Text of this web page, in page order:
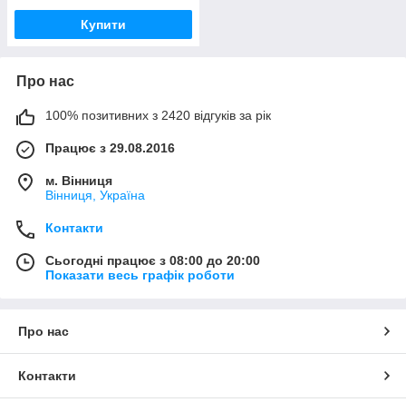
Купити
Про нас
100% позитивних з 2420 відгуків за рік
Працює з 29.08.2016
м. Вінниця
Вінниця, Україна
Контакти
Сьогодні працює з 08:00 до 20:00
Показати весь графік роботи
Про нас
Контакти